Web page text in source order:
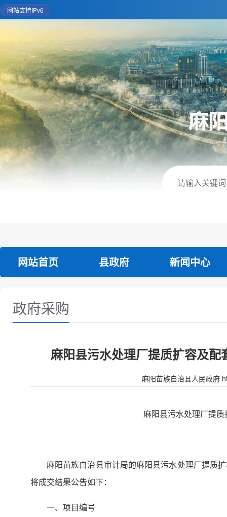
网站支持IPv6
网站首页 县政府 新闻中心
政府采购
麻阳县污水处理厂提质扩容及
麻阳苗族自治县人民政府
麻阳县污水处理厂提
麻阳苗族自治县审计局的麻阳县污水处理厂提质
将成交结果公告如下：
一、项目编号